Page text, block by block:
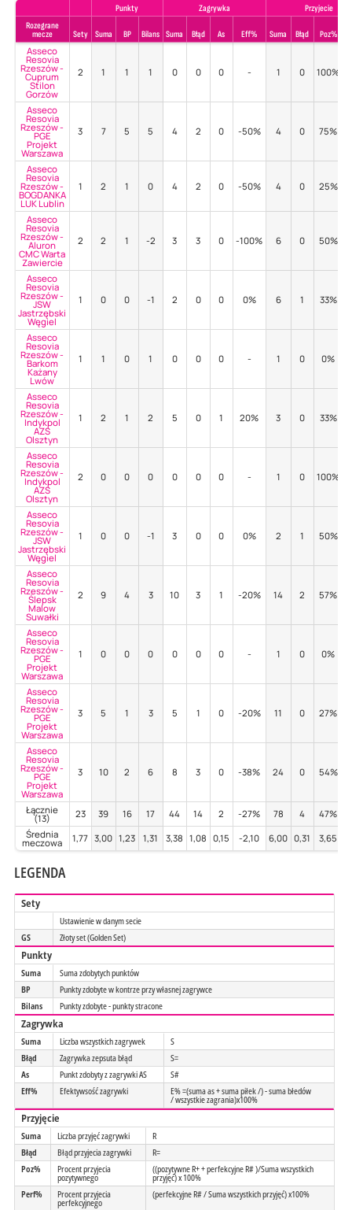
Punkty Zagrywka
Przyjecie
Rozegrane
mecze
Sety Suma BP Bilans Suma Błąd As Eff% Suma Błąd Poz%
Asseco
Resovia
Rzeszów -
Cuprum
Stilon
Gorzów
2 1 1 1 0 0 0 - 1 0 100%
Asseco
Resovia
Rzeszów -
PGE
Projekt
Warszawa
3 7 5 5 4 2 0 -50% 4 0 75%
Asseco
Resovia
Rzeszów -
BOGDANKA
LUK Lublin
1 2 1 0 4 2 0 -50% 4 0 25%
Asseco
Resovia
Rzeszów -
Aluron
CMC Warta
Zawiercie
2 2 1 -2 3 3 0 -100% 6 0 50%
Asseco
Resovia
Rzeszów -
JSW
Jastrzębski
Węgiel
1 0 0 -1 2 0 0 0% 6 1 33%
Asseco
Resovia
Rzeszów -
Barkom
Każany
Lwów
1 1 0 1 0 0 0 - 1 0 0%
Asseco
Resovia
Rzeszów -
Indykpol
AZS
Olsztyn
1 2 1 2 5 0 1 20% 3 0 33%
Asseco
Resovia
Rzeszów -
Indykpol
AZS
Olsztyn
2 0 0 0 0 0 0 - 1 0 100%
Asseco
Resovia
Rzeszów -
JSW
Jastrzębski
Węgiel
1 0 0 -1 3 0 0 0% 2 1 50%
Asseco
Resovia
Rzeszów -
Ślepsk
Malow
Suwałki
2 9 4 3 10 3 1 -20% 14 2 57%
Asseco
Resovia
Rzeszów -
PGE
Projekt
Warszawa
1 0 0 0 0 0 0 - 1 0 0%
Asseco
Resovia
Rzeszów -
PGE
Projekt
Warszawa
3 5 1 3 5 1 0 -20% 11 0 27%
Asseco
Resovia
Rzeszów -
PGE
Projekt
Warszawa
3 10 2 6 8 3 0 -38% 24 0 54%
Łącznie
(13) 23 39 16 17 44 14 2 -27% 78 4 47%
Średnia
meczowa 1,77 3,00 1,23 1,31 3,38 1,08 0,15 -2,10 6,00 0,31 3,65
LEGENDA
Sety
Ustawienie w danym secie
GS
Złoty set (Golden Set)
Punkty
Suma
Suma zdobytych punktów
BP
Punkty zdobyte w kontrze przy własnej zagrywce
Bilans
Punkty zdobyte - punkty stracone
Zagrywka
Suma Liczba wszystkich zagrywek
S
Błąd
Zagrywka zepsuta błąd
S=
As
Punkt zdobyty z zagrywki AS
S#
Eff%
Efektywsość zagrywki E% =(suma as + suma piłek /) - suma błedów
/ wszystkie zagrania)x100%
Przyjęcie
Suma Liczba przyjęć zagrywki
R
Błąd
Błąd przyjecia zagrywki
R=
Poz%
Procent przyjecia
pozytywnego
((pozytywne R+ + perfekcyjne R# )/Suma wszystkich
przyjęć) x 100%
Perf%
Procent przyjecia
perfekcyjnego
(perfekcyjne R# / Suma wszystkich przyjęć) x100%